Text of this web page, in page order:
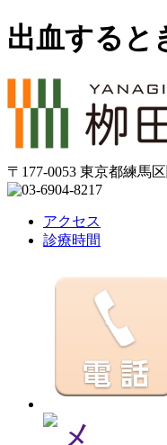
出血すると
〒177-0053 東京都練馬
アクセス
診療時間